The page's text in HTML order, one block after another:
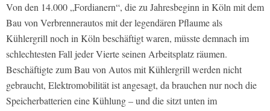
Von den 14.000 „Fordianern“, die zu Jahresbeginn in Köln mit dem
Bau von Verbrennerautos mit der legendären Pflaume als
Kühlergrill noch in Köln beschäftigt waren, müsste demnach im
schlechtesten Fall jeder Vierte seinen Arbeitsplatz räumen.
Beschäftigte zum Bau von Autos mit Kühlergrill werden nicht
gebraucht, Elektromobilität ist angesagt, da brauchen nur noch die
Speicherbatterien eine Kühlung – und die sitzt unten im